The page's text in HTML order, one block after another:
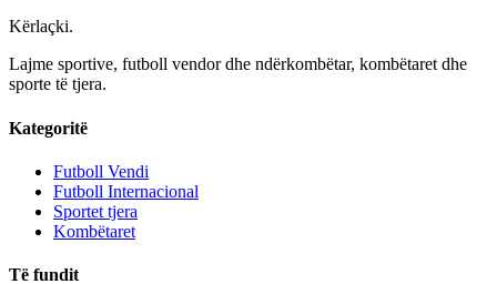
Kërlaçki.
Lajme sportive, futboll vendor dhe ndërkombëtar, kombëtaret dhe
sporte të tjera.
Kategoritë
Futboll Vendi
Futboll Internacional
Sportet tjera
Kombëtaret
Të fundit